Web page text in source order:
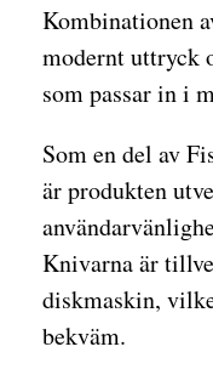
Kombinationen
modernt uttryck
som passar in i
Som en del av
är produkten
Knivarna är
diskmaskin,
bekväm.